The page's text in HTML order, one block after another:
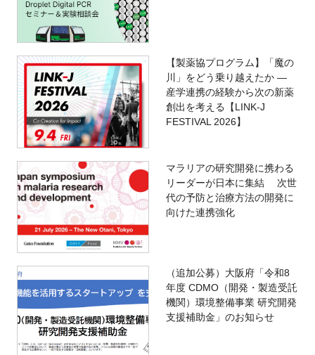
【製薬協プログラム】「魔の
川」をどう乗り越えたか ―
産学連携の経験から次の新薬
創出を考える【LINK-J
FESTIVAL 2026】
マラリアの研究開発に携わる
リーダーが日本に集結 次世
代の予防と治療方法の開発に
向けた連携強化
（追加公募）大阪府「令和8
年度 CDMO（開発・製造受託
機関）環境整備事業 研究開発
支援補助金」のお知らせ